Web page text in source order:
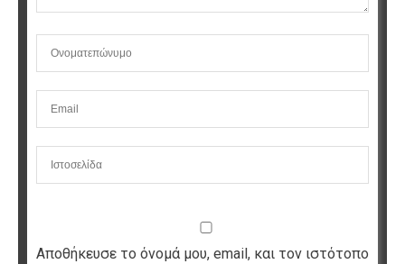
Αποθήκευσε το όνομά μου, email, και τον ιστότοπο